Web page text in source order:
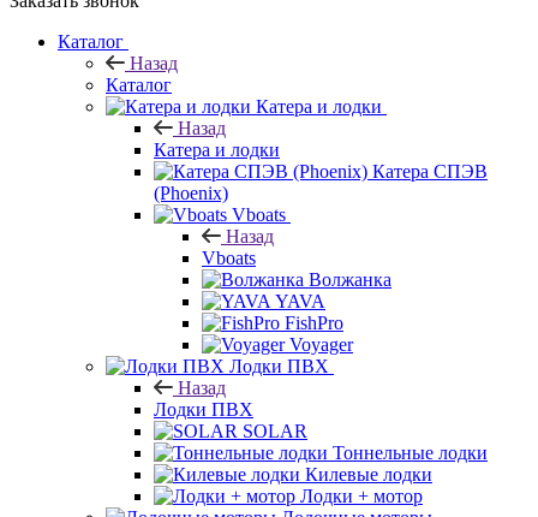
Каталог
Назад
Каталог
Катера и лодки
Назад
Катера и лодки
Катера СПЭВ
(Phoenix)
Vboats
Назад
Vboats
Волжанка
YAVA
FishPro
Voyager
Лодки ПВХ
Назад
Лодки ПВХ
SOLAR
Тоннельные лодки
Килевые лодки
Лодки + мотор